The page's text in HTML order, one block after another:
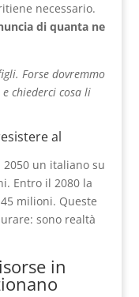
necessario.
di quanta ne
Forse dovremmo
chiederci cosa li
al
un italiano su
Entro il 2080 la
milioni. Queste
sono realtà
in